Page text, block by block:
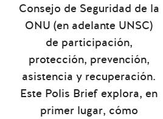
Consejo de Seguridad de la
ONU (en adelante UNSC)
de participación,
protección, prevención,
asistencia y recuperación.
Este Polis Brief explora, en
primer lugar, cómo